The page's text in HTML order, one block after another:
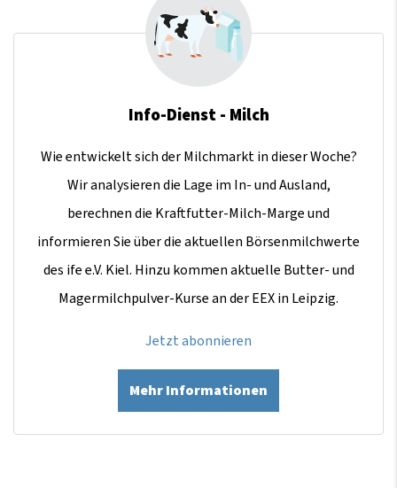
Info-Dienst - Milch
Wie entwickelt sich der Milchmarkt in dieser Woche?
Wir analysieren die Lage im In- und Ausland,
berechnen die Kraftfutter-Milch-Marge und
informieren Sie über die aktuellen Börsenmilchwerte
des ife e.V. Kiel. Hinzu kommen aktuelle Butter- und
Magermilchpulver-Kurse an der EEX in Leipzig.
Jetzt abonnieren
Mehr Informationen